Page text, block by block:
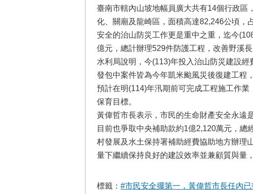
臺南市轄內山坡地幅員廣大共有14個行政區
化、關廟及龍崎區，面積高達82,246公頃，
安全的治山防災工作更是重中之重，迄今
億元，總計辦理529件防護工程，改善野溪
水利局說明，今(113)年投入治山防災建設
發包中案件皆為今年凱米颱風災後復建工程
預計在明(114)年汛期前可完成工程施工作
保育目標。
黃偉哲市長表示，市民的生命財產安全永遠
目前也爭取中央補助款約1億2,120萬元，
村發展及水土保持署補助經費協助地方辦理
量下繼續保持良好的建設效率並兼顧質與量
標籤： #市民安全擺第一，黃偉哲市長任內